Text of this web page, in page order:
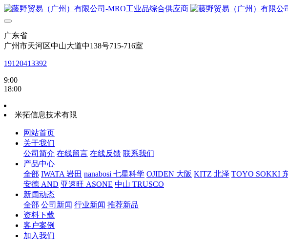
广东省
广州市天河区中山大道中138号715-716室
19120413392
9:00
18:00
米拓信息技术有限
网站首页
关于我们
公司简介 在线留言 在线反馈 联系我们
产品中心
全部 IWATA 岩田 nanabosi 七星科学 OJIDEN 大阪 KITZ 北泽 TOYO SOKKI
安德 AND 亚速旺 ASONE 中山 TRUSCO
新闻动态
全部 公司新闻 行业新闻 推荐新品
资料下载
客户案例
加入我们